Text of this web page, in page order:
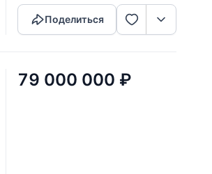
Поделиться
79 000 000 ₽